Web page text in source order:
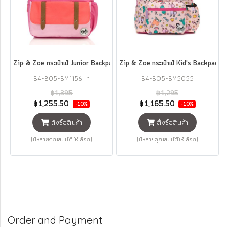
Zip & Zoe กระเป๋าเป้ Junior Backpack
B4-B05-BM1156_h
฿1,395
฿1,255.50 -10%
สั่งซื้อสินค้า
(มีหลายคุณสมบัติให้เลือก)
Zip & Zoe กระเป๋าเป้ Kid's Backpack (
B4-B05-BM5055
฿1,295
฿1,165.50 -10%
สั่งซื้อสินค้า
(มีหลายคุณสมบัติให้เลือก)
Order and Payment